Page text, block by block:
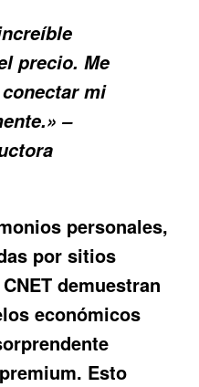
precio. Me
mi
–
personales,
por sitios
demuestran
económicos
Esto